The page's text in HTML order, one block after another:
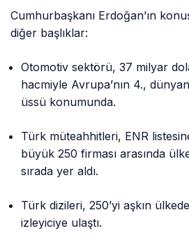
Cumhurbaşkanı Erdoğan’ın
diğer başlıklar:
Otomotiv sektörü, 37 milyar
hacmiyle Avrupa’nın 4.,
üssü konumunda.
Türk müteahhitleri, ENR
büyük 250 firması arasında
sırada yer aldı.
Türk dizileri, 250’yi aşkın
izleyiciye ulaştı.